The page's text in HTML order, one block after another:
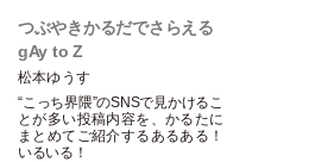
つぶやきかるだでさらえる
gAy to Z
松本ゆうす
“こっち界隈”のSNSで見かけるこ
とが多い投稿内容を、かるたに
まとめてご紹介するあるある！
いるいる！